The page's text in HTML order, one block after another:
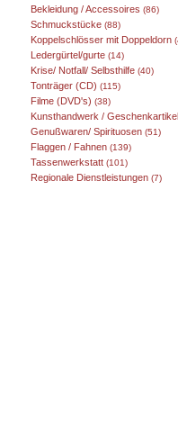
Bekleidung / Accessoires (86)
Schmuckstücke (88)
Koppelschlösser mit Doppeldorn
Ledergürtel/gurte (14)
Krise/ Notfall/ Selbsthilfe (40)
Tonträger (CD) (115)
Filme (DVD's) (38)
Kunsthandwerk / Geschenkartikel
Genußwaren/ Spirituosen (51)
Flaggen / Fahnen (139)
Tassenwerkstatt (101)
Regionale Dienstleistungen (7)